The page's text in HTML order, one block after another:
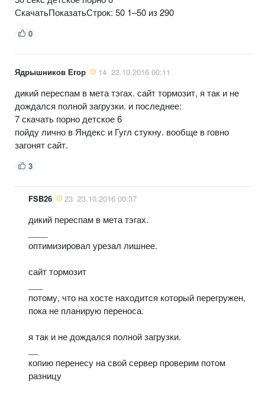
СкачатьПоказатьСтрок: 50 1–50 из 290
0
Ядрышников Егор 14 23.10.2016 00:11
дикий переспам в мета тэгах. сайт тормозит, я так и не
дождался полной загрузки. и последнее:
7 скачать порно детское 6
пойду лично в Яндекс и Гугл стукну. вообще в говно
загонят сайт.
3
FSB26 23 23.10.2016 00:37
дикий переспам в мета тэгах.
оптимизировал урезал лишнее.
сайт тормозит
потому, что на хосте находится который перегружен,
пока не планирую переноса.
я так и не дождался полной загрузки.
копию перенесу на свой сервер проверим потом
разницу